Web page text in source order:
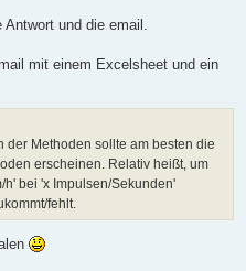
und die email.
mit einem Excelsheet und ein
der Methoden sollte am besten die
erscheinen. Relativ heißt, um
bei 'x Impulsen/Sekunden'
fehlt.